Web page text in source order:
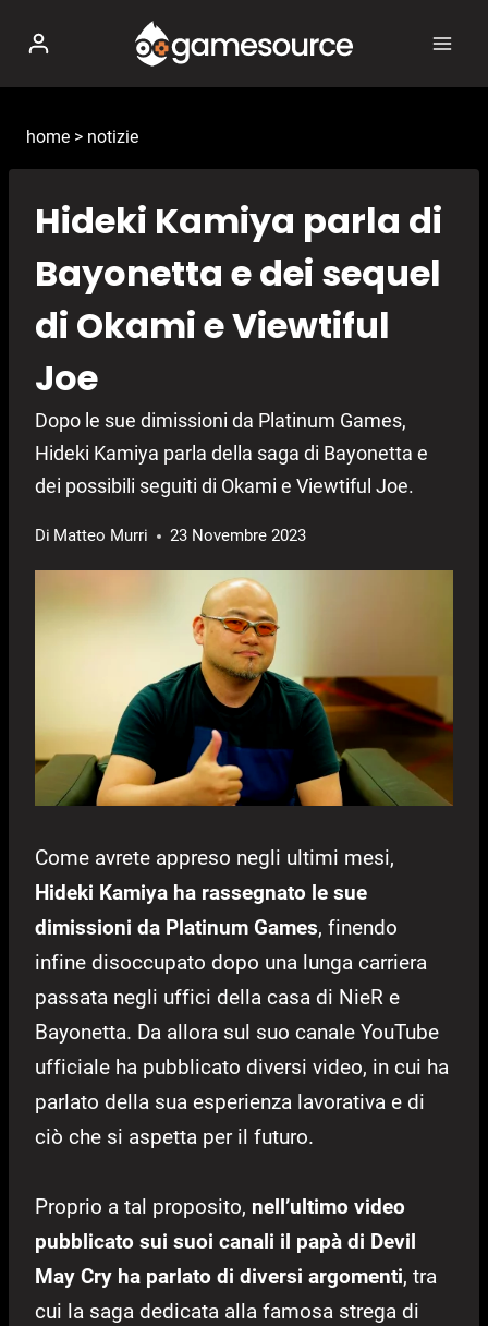
contenuto
home > notizie
Hideki Kamiya parla di
Bayonetta e dei sequel
di Okami e Viewtiful
Joe
Dopo le sue dimissioni da Platinum Games,
Hideki Kamiya parla della saga di Bayonetta e
dei possibili seguiti di Okami e Viewtiful Joe.
Di Matteo Murri 23 Novembre 2023
Come avrete appreso negli ultimi mesi,
Hideki Kamiya ha rassegnato le sue
dimissioni da Platinum Games, finendo
infine disoccupato dopo una lunga carriera
passata negli uffici della casa di NieR e
Bayonetta. Da allora sul suo canale YouTube
ufficiale ha pubblicato diversi video, in cui ha
parlato della sua esperienza lavorativa e di
ciò che si aspetta per il futuro.
Proprio a tal proposito, nell’ultimo video
pubblicato sui suoi canali il papà di Devil
May Cry ha parlato di diversi argomenti, tra
cui la saga dedicata alla famosa strega di